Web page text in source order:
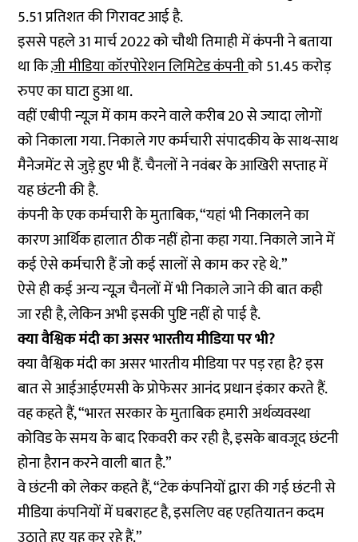
5.51 प्रतिशत की गिरावट आई है.
इससे पहले 31 मार्च 2022 को चौथी तिमाही में कंपनी ने बताया
था किज़ी मीडिया कॉरपोरेशन लिमिटेड कंपनीको 51.45 करोड़
रुपए का घाटा हुआ था.
वहीं एबीपी न्यूज़ में काम करने वाले करीब 20 से ज्यादा लोगों
को निकाला गया. निकाले गए कर्मचारी संपादकीय के साथ-साथ
मैनेजमेंट से जुड़े हुए भी हैं. चैनलों ने नवंबर के आखिरी सप्ताह में
यह छंटनी की है.
कंपनी के एक कर्मचारी के मुताबिक, “यहां भी निकालने का
कारण आर्थिक हालात ठीक नहीं होना कहा गया. निकाले जाने में
कई ऐसे कर्मचारी हैं जो कई सालों से काम कर रहे थे.”
ऐसे ही कई अन्य न्यूज़ चैनलों में भी निकाले जाने की बात कही
जा रही है, लेकिन अभी इसकी पुष्टि नहीं हो पाई है.
क्या वैश्विक मंदी का असर भारतीय मीडिया पर भी?
क्या वैश्विक मंदी का असर भारतीय मीडिया पर पड़ रहा है? इस
बात से आईआईएमसी के प्रोफेसर आनंद प्रधान इंकार करते हैं.
वह कहते हैं, “भारत सरकार के मुताबिक हमारी अर्थव्यवस्था
कोविड के समय के बाद रिकवरी कर रही है, इसके बावजूद छंटनी
होना हैरान करने वाली बात है.”
वे छंटनी को लेकर कहते हैं, “टेक कंपनियों द्वारा की गई छंटनी से
मीडिया कंपनियों में घबराहट है, इसलिए वह एहतियातन कदम